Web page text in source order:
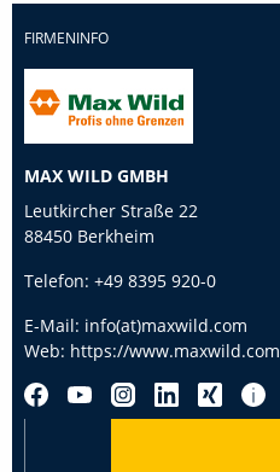
FIRMENINFO
MAX WILD GMBH
Leutkircher Straße 22
88450 Berkheim
Telefon: +49 8395 920-0
E-Mail: info(at)maxwild.com
Web: https://www.maxwild.com